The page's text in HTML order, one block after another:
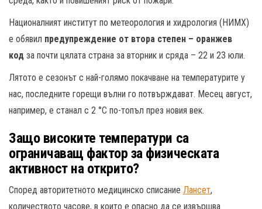
Националният институт по метеорология и хидрология (НИМХ)
е обявил предупреждение от втора степен – оранжев
код за почти цялата страна за вторник и сряда – 22 и 23 юли.
Лятото е сезонът с най-голямо покачване на температурите у
нас, последните горещи вълни го потвърждават. Месец август,
например, е станал с 2 °C по-топъл през новия век.
Защо високите температури са
ограничаващ фактор за физическата
активност на открито?
Според авторитетното медицинско списание Лансет,
количеството часове, в които е опасно да се извършва